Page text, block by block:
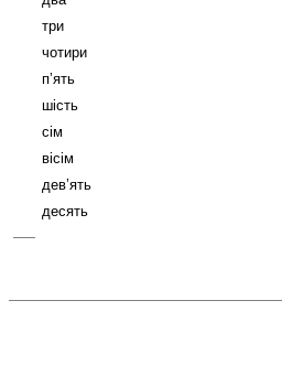
три
чотири
п’ять
шість
сім
вісім
дев’ять
десять